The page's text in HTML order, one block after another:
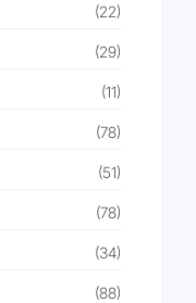
(22)
(29)
(11)
(78)
(51)
(78)
(34)
(88)